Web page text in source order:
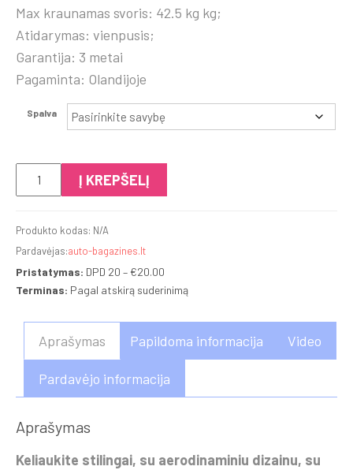
Max kraunamas svoris: 42.5 kg kg;
Atidarymas: vienpusis;
Garantija: 3 metai
Pagaminta: Olandijoje
Spalva
produkto
kiekis:
Boxer
M
Į KREPŠELĮ
Produkto kodas: N/A
Pardavėjas:auto-bagazines.lt
Pristatymas: DPD 20 – €20.00
Terminas: Pagal atskirą suderinimą
Aprašymas Papildoma informacija Video
Pardavėjo informacija
Aprašymas
Keliaukite stilingai, su aerodinaminiu dizainu, su